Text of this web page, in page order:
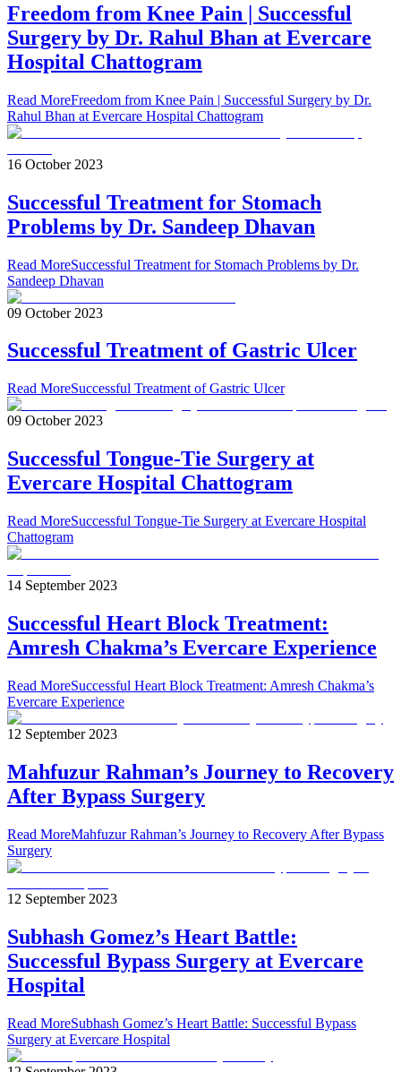
Freedom from Knee Pain | Successful
Surgery by Dr. Rahul Bhan at Evercare
Hospital Chattogram
Read MoreFreedom from Knee Pain | Successful Surgery by Dr.
Rahul Bhan at Evercare Hospital Chattogram
16 October 2023
Successful Treatment for Stomach
Problems by Dr. Sandeep Dhavan
Read MoreSuccessful Treatment for Stomach Problems by Dr.
Sandeep Dhavan
09 October 2023
Successful Treatment of Gastric Ulcer
Read MoreSuccessful Treatment of Gastric Ulcer
09 October 2023
Successful Tongue-Tie Surgery at
Evercare Hospital Chattogram
Read MoreSuccessful Tongue-Tie Surgery at Evercare Hospital
Chattogram
14 September 2023
Successful Heart Block Treatment:
Amresh Chakma’s Evercare Experience
Read MoreSuccessful Heart Block Treatment: Amresh Chakma’s
Evercare Experience
12 September 2023
Mahfuzur Rahman’s Journey to Recovery
After Bypass Surgery
Read MoreMahfuzur Rahman’s Journey to Recovery After Bypass
Surgery
12 September 2023
Subhash Gomez’s Heart Battle:
Successful Bypass Surgery at Evercare
Hospital
Read MoreSubhash Gomez’s Heart Battle: Successful Bypass
Surgery at Evercare Hospital